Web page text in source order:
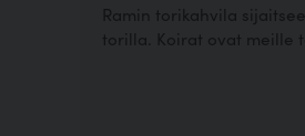
Ramin torikahvila
torilla. Koirat ovat meille